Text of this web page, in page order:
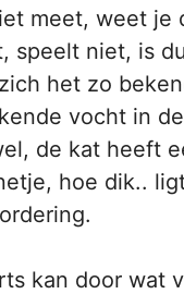
meet, weet je
speelt niet, is
het zo
vocht in
de kat heeft
hoe dik..
kan door wat